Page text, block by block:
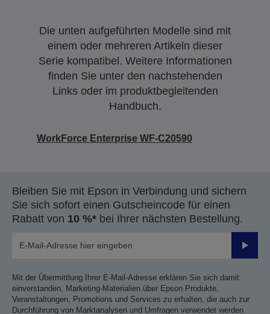
Die unten aufgeführten Modelle sind mit
einem oder mehreren Artikeln dieser
Serie kompatibel. Weitere Informationen
finden Sie unter den nachstehenden
Links oder im produktbegleitenden
Handbuch.
WorkForce Enterprise WF-C20590
Bleiben Sie mit Epson in Verbindung und sichern
Sie sich sofort einen Gutscheincode für einen
Rabatt von 10 %* bei Ihrer nächsten Bestellung.
Mit der Übermittlung Ihrer E-Mail-Adresse erklären Sie sich damit
einverstanden, Marketing-Materialien über Epson Produkte,
Veranstaltungen, Promotions und Services zu erhalten, die auch zur
Durchführung von Marktanalysen und Umfragen verwendet werden